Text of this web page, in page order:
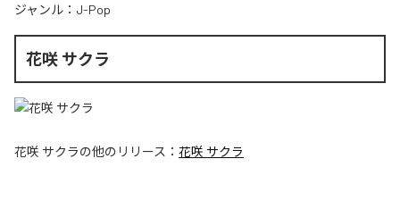
ジャンル： J-Pop
花咲 サクラ
花咲 サクラの他のリリース： 花咲 サクラ